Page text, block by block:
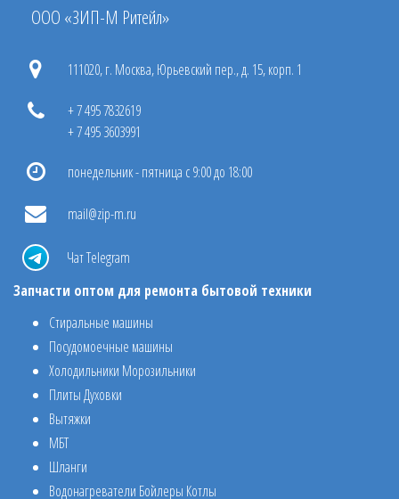
ООО «ЗИП-М Ритейл»
111020, г. Москва, Юрьевский пер., д. 15, корп. 1
+ 7 495 7832619
+ 7 495 3603991
понедельник - пятница с 9:00 до 18:00
mail@zip-m.ru
Чат Telegram
Запчасти оптом для ремонта бытовой техники
Стиральные машины
Посудомоечные машины
Холодильники Морозильники
Плиты Духовки
Вытяжки
МБТ
Шланги
Водонагреватели Бойлеры Котлы